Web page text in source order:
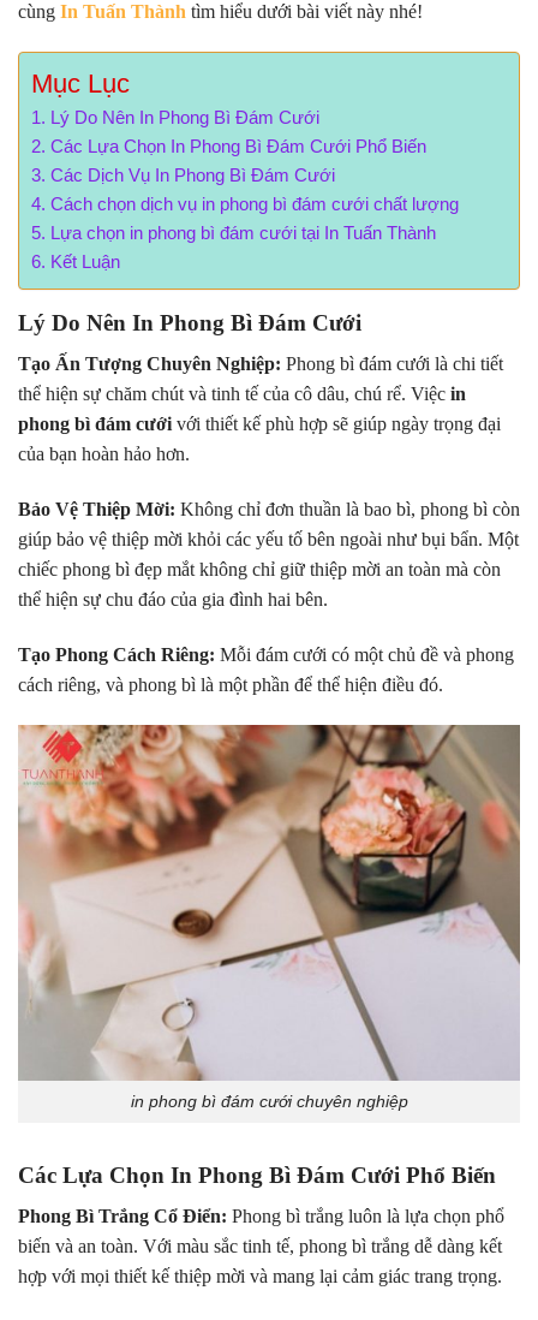
cùng In Tuấn Thành tìm hiểu dưới bài viết này nhé!
Mục Lục
Lý Do Nên In Phong Bì Đám Cưới
Các Lựa Chọn In Phong Bì Đám Cưới Phổ Biến
Các Dịch Vụ In Phong Bì Đám Cưới
Cách chọn dịch vụ in phong bì đám cưới chất lượng
Lựa chọn in phong bì đám cưới tại In Tuấn Thành
Kết Luận
Lý Do Nên In Phong Bì Đám Cưới
Tạo Ấn Tượng Chuyên Nghiệp: Phong bì đám cưới là chi tiết
thể hiện sự chăm chút và tinh tế của cô dâu, chú rể. Việc in
phong bì đám cướivới thiết kế phù hợp sẽ giúp ngày trọng đại
của bạn hoàn hảo hơn.
Bảo Vệ Thiệp Mời: Không chỉ đơn thuần là bao bì, phong bì còn
giúp bảo vệ thiệp mời khỏi các yếu tố bên ngoài như bụi bẩn. Một
chiếc phong bì đẹp mắt không chỉ giữ thiệp mời an toàn mà còn
thể hiện sự chu đáo của gia đình hai bên.
Tạo Phong Cách Riêng: Mỗi đám cưới có một chủ đề và phong
cách riêng, và phong bì là một phần để thể hiện điều đó.
in phong bì đám cưới chuyên nghiệp
Các Lựa Chọn In Phong Bì Đám Cưới Phổ Biến
Phong Bì Trắng Cổ Điển: Phong bì trắng luôn là lựa chọn phổ
biến và an toàn. Với màu sắc tinh tế, phong bì trắng dễ dàng kết
hợp với mọi thiết kế thiệp mời và mang lại cảm giác trang trọng.